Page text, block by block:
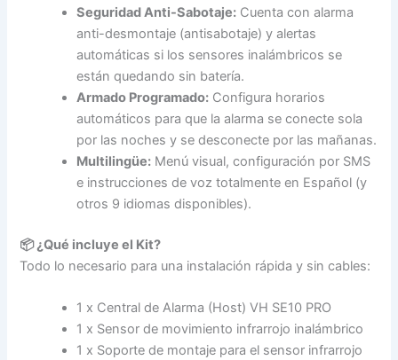
Seguridad Anti-Sabotaje: Cuenta con alarma
anti-desmontaje (antisabotaje) y alertas
automáticas si los sensores inalámbricos se
están quedando sin batería.
Armado Programado: Configura horarios
automáticos para que la alarma se conecte sola
por las noches y se desconecte por las mañanas.
Multilingüe: Menú visual, configuración por SMS
e instrucciones de voz totalmente en Español (y
otros 9 idiomas disponibles).
📦 ¿Qué incluye el Kit?
Todo lo necesario para una instalación rápida y sin cables:
1 x Central de Alarma (Host) VH SE10 PRO
1 x Sensor de movimiento infrarrojo inalámbrico
1 x Soporte de montaje para el sensor infrarrojo